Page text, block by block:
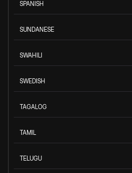
SPANISH
SUNDANESE
SWAHILI
SWEDISH
TAGALOG
TAMIL
TELUGU